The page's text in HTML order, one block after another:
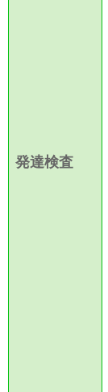
発達検査